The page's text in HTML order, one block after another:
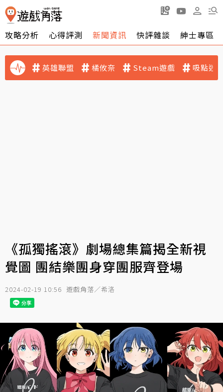
攻略分析 心得評測 新聞資訊 快評雜談 紳士專區
英雄聯盟 橘攸奈 Steam遊戲 吸點迷
《孤獨搖滾》劇場總集篇揭全新視
覺圖 團結樂團身穿團服齊登場
2024-02-19 10:56 遊戲角落／希洛